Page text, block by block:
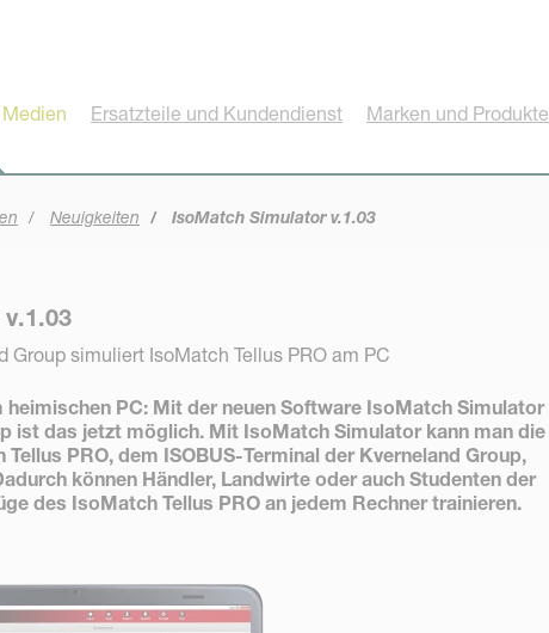
Ersatzteile und Kundendienst Marken und Produkte
Neuigkeiten IsoMatch Simulator v.1.03
Group simuliert IsoMatch Tellus PRO am PC
heimischen PC: Mit der neuen Software IsoMatch Simulator
ist das jetzt möglich. Mit IsoMatch Simulator kann man die
PRO, dem ISOBUS-Terminal der Kverneland Group,
können Händler, Landwirte oder auch Studenten der
des IsoMatch Tellus PRO an jedem Rechner trainieren.